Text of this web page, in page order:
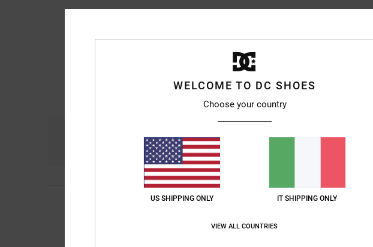
4.6
Diego
Mostra originale - Castellano
WELCOME TO DC SHOES
Choose your country
US SHIPPING ONLY IT SHIPPING ONLY
VIEW ALL COUNTRIES